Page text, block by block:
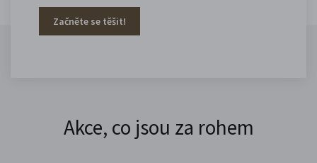
Začněte se těšit!
Akce, co jsou za rohem